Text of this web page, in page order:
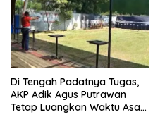
Di Tengah Padatnya Tugas,
AKP Adik Agus Putrawan
Tetap Luangkan Waktu Asah